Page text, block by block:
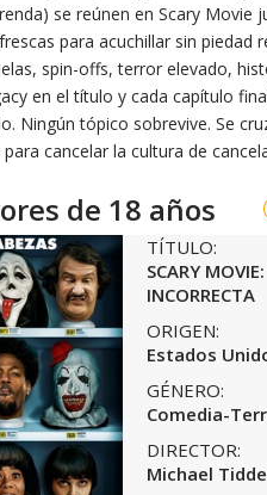
se reúnen en Scary Movie
para acuchillar sin piedad
spin-offs, terror elevado,
en el título y cada capítulo
Ningún tópico sobrevive. Se
cancelar la cultura de
de 18 años
TÍTULO:
SCARY
INCORRECTA
ORIGEN:
Estados
GÉNERO:
Comedia-
DIRECTOR:
Michael